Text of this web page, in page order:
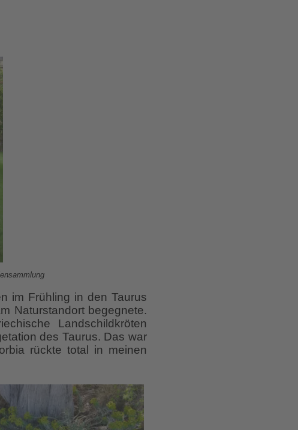
im Frühling in den Taurus
Naturstandort begegnete.
Landschildkröten
des Taurus. Das war
rückte total in meinen